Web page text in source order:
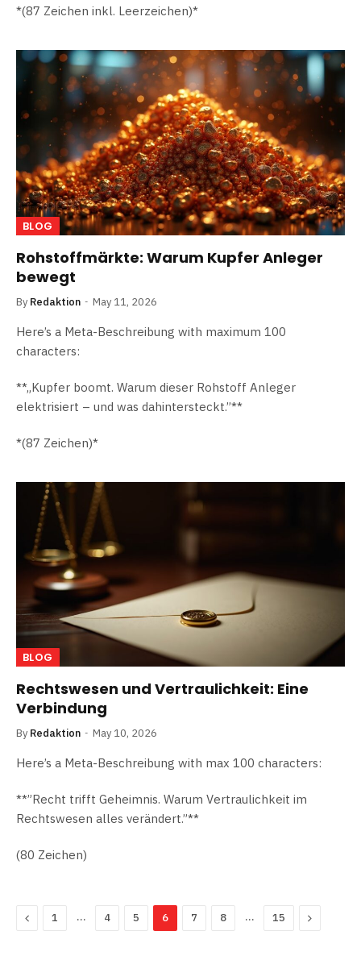
*(87 Zeichen inkl. Leerzeichen)*
BLOG
Rohstoffmärkte: Warum Kupfer Anleger
bewegt
By Redaktion May 11, 2026
Here’s a Meta-Beschreibung with maximum 100
characters:
**„Kupfer boomt. Warum dieser Rohstoff Anleger
elektrisiert – und was dahintersteckt.”**
*(87 Zeichen)*
BLOG
Rechtswesen und Vertraulichkeit: Eine
Verbindung
By Redaktion May 10, 2026
Here’s a Meta-Beschreibung with max 100 characters:
**”Recht trifft Geheimnis. Warum Vertraulichkeit im
Rechtswesen alles verändert.”**
(80 Zeichen)
Previous
1 … 4 5 6 7 8 … 15 Next